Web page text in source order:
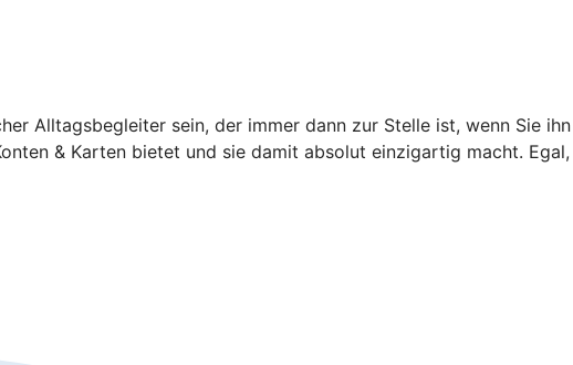
Alltagsbegleiter sein, der immer dann zur Stelle ist, wenn Sie ihn
& Karten bietet und sie damit absolut einzigartig macht. Egal,